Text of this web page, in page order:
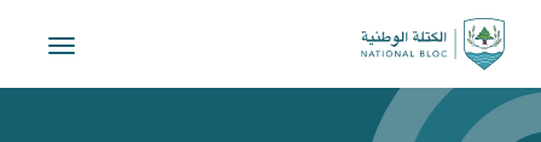
Toggle